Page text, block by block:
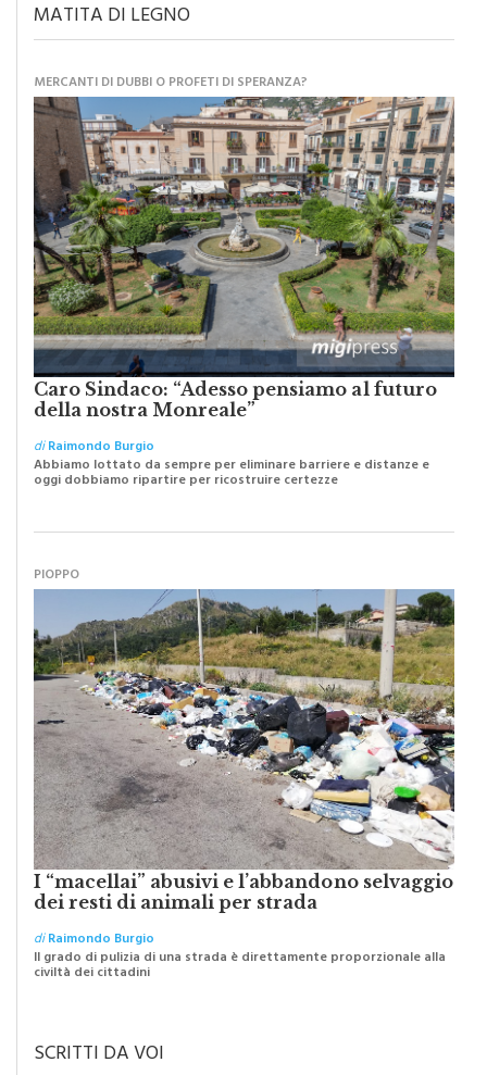
MATITA DI LEGNO
MERCANTI DI DUBBI O PROFETI DI SPERANZA?
Caro Sindaco: “Adesso pensiamo al futuro
della nostra Monreale”
diRaimondo Burgio
Abbiamo lottato da sempre per eliminare barriere e distanze e
oggi dobbiamo ripartire per ricostruire certezze
PIOPPO
I “macellai” abusivi e l’abbandono selvaggio
dei resti di animali per strada
diRaimondo Burgio
Il grado di pulizia di una strada è direttamente proporzionale alla
civiltà dei cittadini
SCRITTI DA VOI